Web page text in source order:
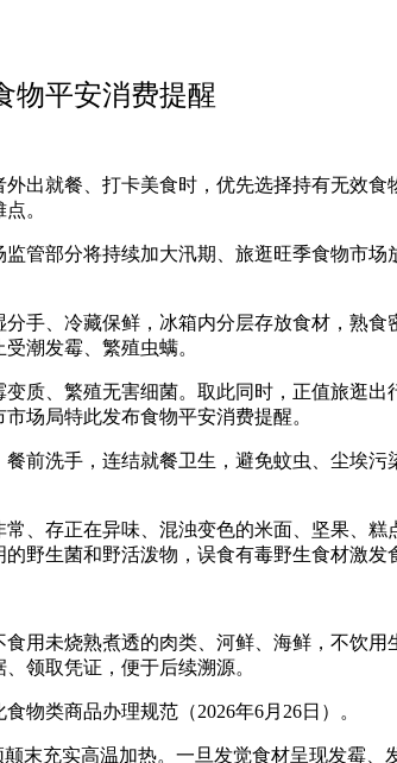
物平安消费提醒
就餐、打卡美食时，优先选择持有无效食
。
部分将持续加大汛期、旅逛旺季食物市场
、冷藏保鲜，冰箱内分层存放食材，熟食
潮发霉、繁殖虫螨。
、繁殖无害细菌。取此同时，正值旅逛出
场局特此发布食物平安消费提醒。
洗手，连结就餐卫生，避免蚊虫、尘埃污
存正在异味、混浊变色的米面、坚果、糕
野生菌和野活泼物，误食有毒野生食材激发
未烧熟煮透的肉类、河鲜、海鲜，不饮用
领取凭证，便于后续溯源。
类商品办理规范（2026年6月26日）。
充实高温加热。一旦发觉食材呈现发霉、